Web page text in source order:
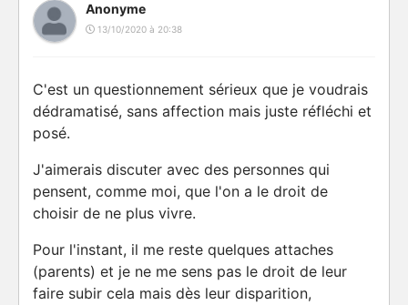
Anonyme
13/10/2020 à 20:38
C'est un questionnement sérieux que je voudrais
dédramatisé, sans affection mais juste réfléchi et
posé.
J'aimerais discuter avec des personnes qui
pensent, comme moi, que l'on a le droit de
choisir de ne plus vivre.
Pour l'instant, il me reste quelques attaches
(parents) et je ne me sens pas le droit de leur
faire subir cela mais dès leur disparition,